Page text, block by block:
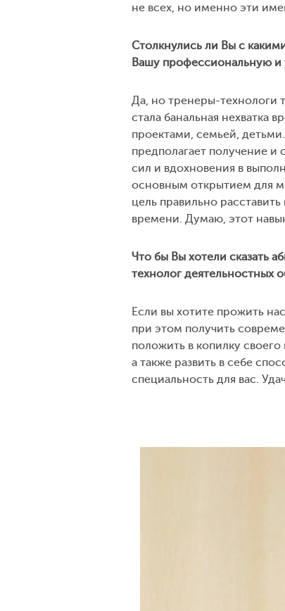
не всех, но именно эти
Столкнулись ли Вы с
Вашу профессиональную и
Да, но тренеры-технологи
стала банальная нехватка
проектами, семьей,
предполагает получение
сил и вдохновения в
основным открытием для
цель правильно
времени. Думаю, этот
Что бы Вы хотели сказать
технолог деятельностных
Если вы хотите прожить
при этом получить
положить в копилку
а также развить в себе
специальность для вас.